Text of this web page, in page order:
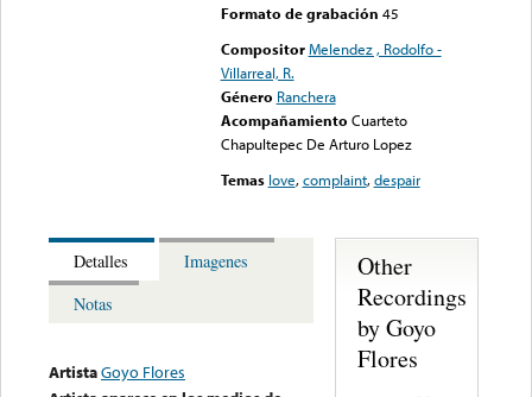
Formato de grabación 45
Compositor Melendez , Rodolfo -
Villarreal, R.
Género Ranchera
Acompañamiento Cuarteto
Chapultepec De Arturo Lopez
Temas love,complaint,despair
Detalles
Imagenes
Notas
ArtistaGoyo Flores
Other
Recordings
by Goyo
Flores